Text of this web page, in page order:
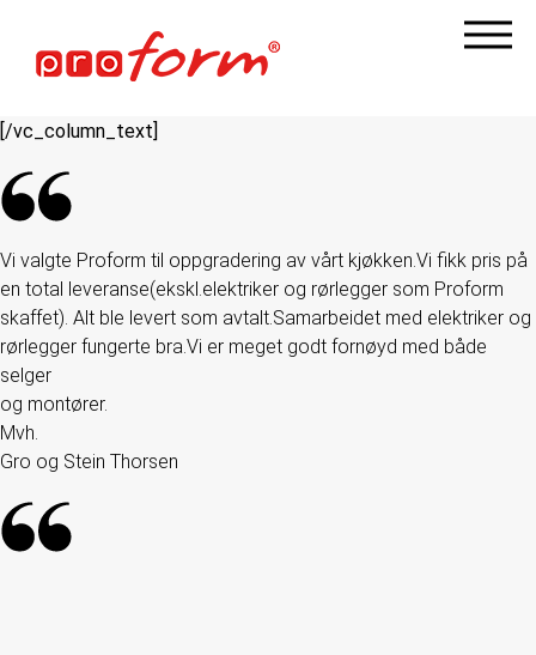
[/vc_column_text]
Vi valgte Proform til oppgradering av vårt kjøkken.Vi fikk pris på
en total leveranse(ekskl.elektriker og rørlegger som Proform
skaffet). Alt ble levert som avtalt.Samarbeidet med elektriker og
rørlegger fungerte bra.Vi er meget godt fornøyd med både
selger
og montører.
Mvh.
Gro og Stein Thorsen